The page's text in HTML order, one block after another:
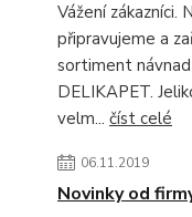
Vážení zákazníci.
připravujeme a
sortiment
DELIKAPET.
velm... číst celé
06.11.2019
Novinky od